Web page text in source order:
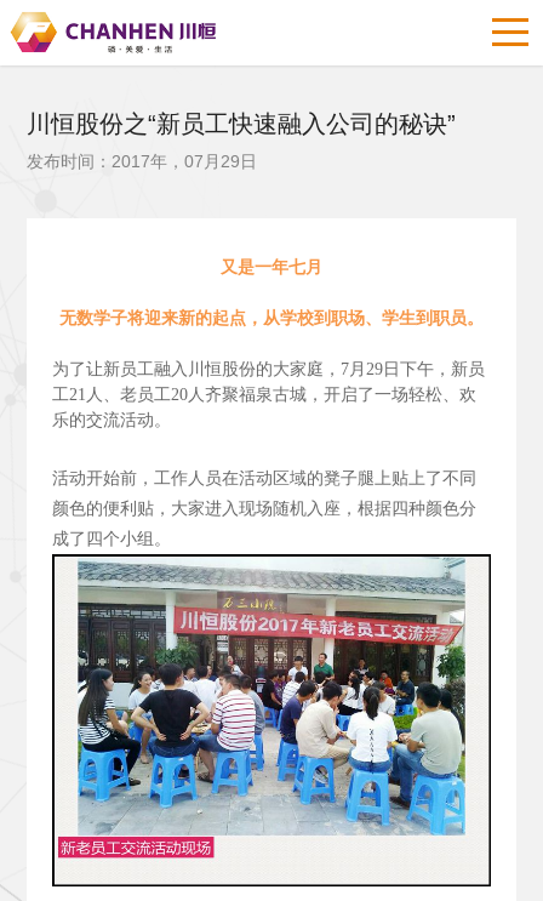
川恒股份之“新员工快速融入公司的秘诀”
发布时间：2017年，07月29日
又是一年七月
无数学子将迎来新的起点，从学校到职场、学生到职员。
为了让新员工融入川恒股份的大家庭，7月29日下午，新员
工21人、老员工20人齐聚福泉古城，开启了一场轻松、欢
乐的交流活动。
活动开始前，工作人员在活动区域的凳子腿上贴上了不同
颜色的便利贴，大家进入现场随机入座，根据四种颜色分
成了四个小组。